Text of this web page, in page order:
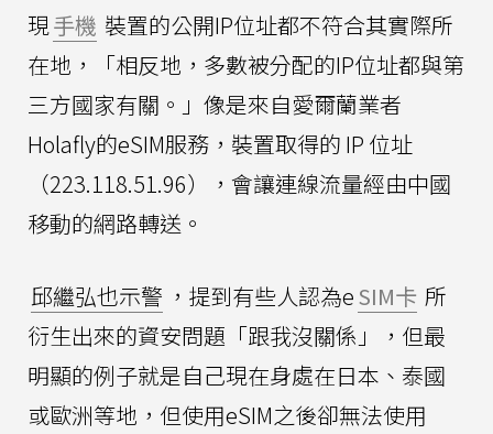
現手機 裝置的公開IP位址都不符合其實際所
在地，「相反地，多數被分配的IP位址都與第
三方國家有關。」像是來自愛爾蘭業者
Holafly的eSIM服務，裝置取得的 IP 位址
（223.118.51.96），會讓連線流量經由中國
移動的網路轉送。
邱繼弘也示警 ，提到有些人認為eSIM卡 所
衍生出來的資安問題「跟我沒關係」，但最
明顯的例子就是自己現在身處在日本、泰國
或歐洲等地，但使用eSIM之後卻無法使用